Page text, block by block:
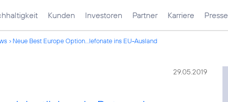
Kunden Investoren Partner Karriere Presse
Neue Best Europe Option...lefonate ins EU-Ausland
29.05.2019